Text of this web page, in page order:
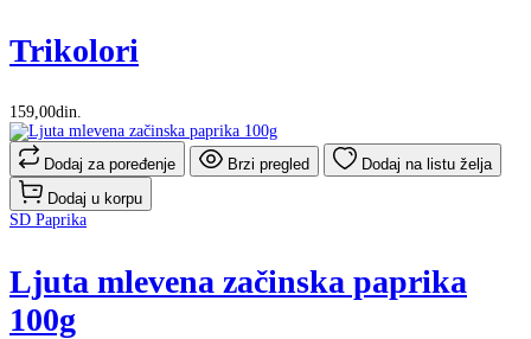
Trikolori
159,00din.
Dodaj za poređenje Brzi pregled
Dodaj na listu želja
Dodaj u korpu
SD Paprika
Ljuta mlevena začinska paprika
100g